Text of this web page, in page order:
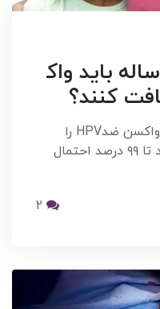
چرا دختران ۹ تا ۱۴ ساله باید واک
دختران ۹ تا ۱۴ ساله حتما باید واکسن ضدHPV را
دریافت کنند. این باعث می‌شود تا ۹۹ درصد احتمال